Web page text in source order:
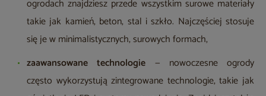
ogrodach znajdziesz przede wszystkim surowe materiały
takie jak kamień, beton, stal i szkło. Najczęściej stosuje
się je w minimalistycznych, surowych formach,
zaawansowane technologie — nowoczesne ogrody
często wykorzystują zintegrowane technologie, takie jak